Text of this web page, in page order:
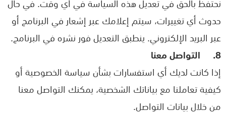
حدوث أي تغييرات، سيتم إعلامك عبر إشعار في البرنامج أو
عبر البريد الإلكتروني. ينطبق التعديل فور نشره في البرنامج.
8.
التواصل معنا
إذا كانت لديك أي استفسارات بشأن سياسة الخصوصية أو
كيفية تعاملنا مع بياناتك الشخصية، يمكنك التواصل معنا
من خلال بيانات التواصل.